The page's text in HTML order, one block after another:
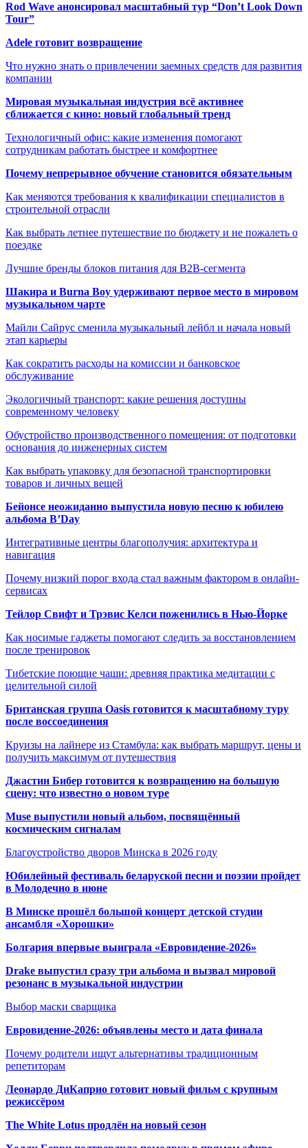
Rod Wave анонсировал масштабный тур “Don’t Look Down
Tour”
Adele готовит возвращение
Что нужно знать о привлечении заемных средств для развития
компании
Мировая музыкальная индустрия всё активнее
сближается с кино: новый глобальный тренд
Технологичный офис: какие изменения помогают
сотрудникам работать быстрее и комфортнее
Почему непрерывное обучение становится обязательным
Как меняются требования к квалификации специалистов в
строительной отрасли
Как выбрать летнее путешествие по бюджету и не пожалеть о
поездке
Лучшие бренды блоков питания для B2B-сегмента
Шакира и Burna Boy удерживают первое место в мировом
музыкальном чарте
Майли Сайрус сменила музыкальный лейбл и начала новый
этап карьеры
Как сократить расходы на комиссии и банковское
обслуживание
Экологичный транспорт: какие решения доступны
современному человеку
Обустройство производственного помещения: от подготовки
основания до инженерных систем
Как выбрать упаковку для безопасной транспортировки
товаров и личных вещей
Бейонсе неожиданно выпустила новую песню к юбилею
альбома B’Day
Интегративные центры благополучия: архитектура и
навигация
Почему низкий порог входа стал важным фактором в онлайн-
сервисах
Тейлор Свифт и Трэвис Келси поженились в Нью-Йорке
Как носимые гаджеты помогают следить за восстановлением
после тренировок
Тибетские поющие чаши: древняя практика медитации с
целительной силой
Британская группа Oasis готовится к масштабному туру
после воссоединения
Круизы на лайнере из Стамбула: как выбрать маршрут, цены и
получить максимум от путешествия
Джастин Бибер готовится к возвращению на большую
сцену: что известно о новом туре
Muse выпустили новый альбом, посвящённый
космическим сигналам
Благоустройство дворов Минска в 2026 году
Юбилейный фестиваль беларуской песни и поэзии пройдет
в Молодечно в июне
В Минске прошёл большой концерт детской студии
ансамбля «Хорошки»
Болгария впервые выиграла «Евровидение-2026»
Drake выпустил сразу три альбома и вызвал мировой
резонанс в музыкальной индустрии
Выбор маски сварщика
Евровидение-2026: объявлены место и дата финала
Почему родители ищут альтернативы традиционным
репетиторам
Леонардо ДиКаприо готовит новый фильм с крупным
режиссёром
The White Lotus продлён на новый сезон